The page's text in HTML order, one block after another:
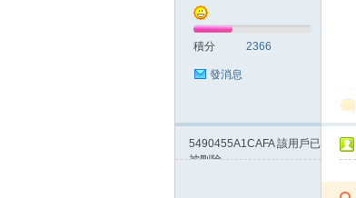
積分 2366
發消息
5490455A1CAFA該用戶已
被刪除